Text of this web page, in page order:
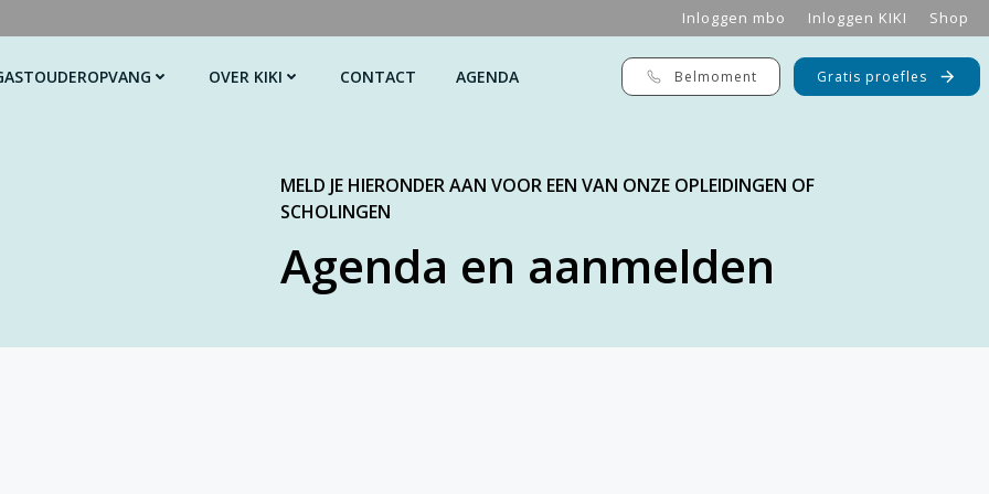
Inloggen mbo Inloggen KIKI Shop
OVER KIKI CONTACT AGENDA Belmoment Gratis proefles
MELD JE HIERONDER AAN VOOR EEN VAN ONZE OPLEIDINGEN OF
SCHOLINGEN
Agenda en aanmelden